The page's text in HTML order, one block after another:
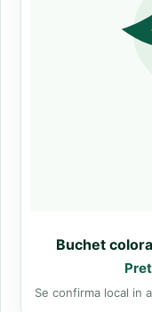
Buchet
Se confirma local in